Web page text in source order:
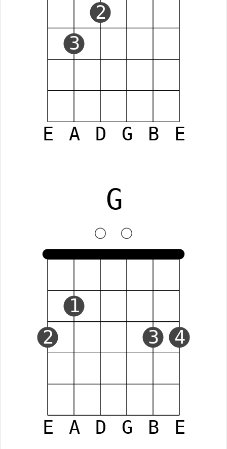
E A D G B E
3
2
G
E A D G B E
2
1
3
4